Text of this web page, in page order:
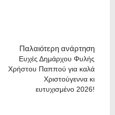
Παλαιότερη ανάρτηση
Ευχές Δημάρχου Φυλής
Χρήστου Παππού για καλά
Χριστούγεννα κι
ευτυχισμένο 2026!